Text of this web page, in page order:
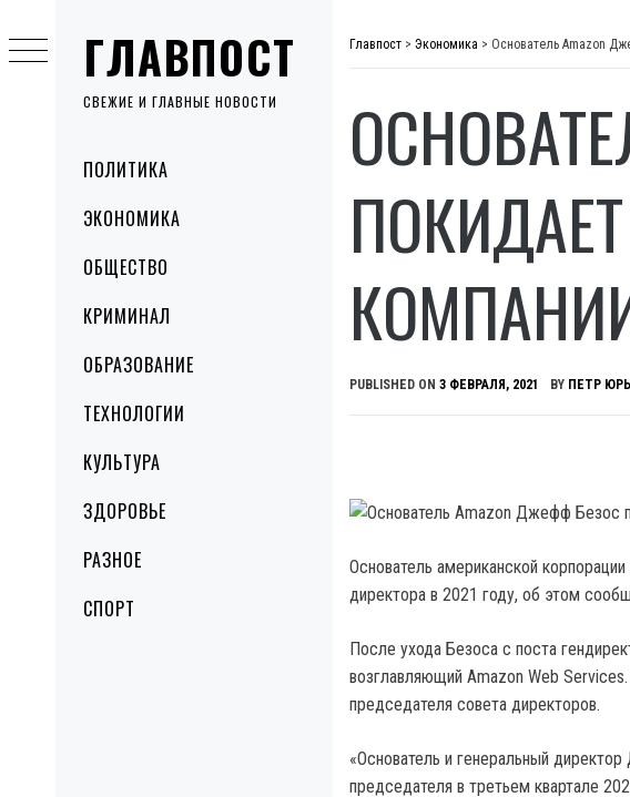
ГЛАВПОСТ
СВЕЖИЕ И ГЛАВНЫЕ НОВОСТИ
MenuПОЛИТИКА
ЭКОНОМИКА
ОБЩЕСТВО
КРИМИНАЛ
ОБРАЗОВАНИЕ
ТЕХНОЛОГИИ
КУЛЬТУРА
ЗДОРОВЬЕ
РАЗНОЕ
СПОРТ
to
content
Главпост > Экономика > Основатель Amazon
PUBLISHED ON 3 ФЕВРАЛЯ, 2021 BY ПЕТР
Основатель американской
директора в 2021 году, об этом
После ухода Безоса с поста
возглавляющий Amazon Web
председателя совета директоров.
«Основатель и генеральный
председателя в третьем квартале